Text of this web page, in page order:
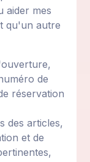
aider mes
qu'un autre
de
réservation
des articles,
et de